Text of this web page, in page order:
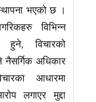
भएको छ ।
विभिन्न
हुने, विचारको
नैसर्गिक अधिकार
आधारमा
लगाएर मुद्दा